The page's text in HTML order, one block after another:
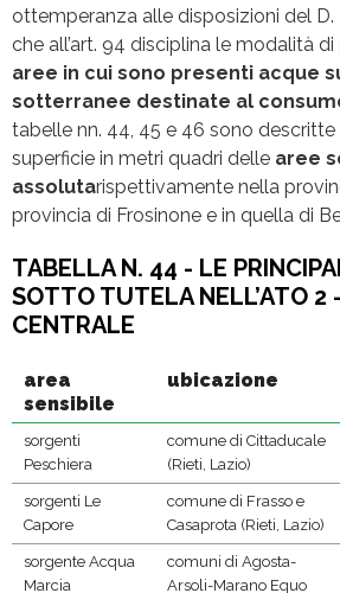
ottemperanza alle disposizioni del D.
che all’art. 94 disciplina le modalità di
aree in cui sono presenti acque
sotterranee destinate al
tabelle nn. 44, 45 e 46 sono descritte
superficie in metri quadri delle aree
assolutarispettivamente nella
provincia di Frosinone e in quella di
TABELLA N. 44 - LE
SOTTO TUTELA NELL’ATO 2
CENTRALE
area
sensibile
ubicazione
sorgenti
Peschiera
comune di Cittaducale
(Rieti, Lazio)
sorgenti Le
Capore
comune di Frasso e
Casaprota (Rieti, Lazio)
sorgente Acqua
Marcia
comuni di Agosta-
Arsoli-Marano Equo